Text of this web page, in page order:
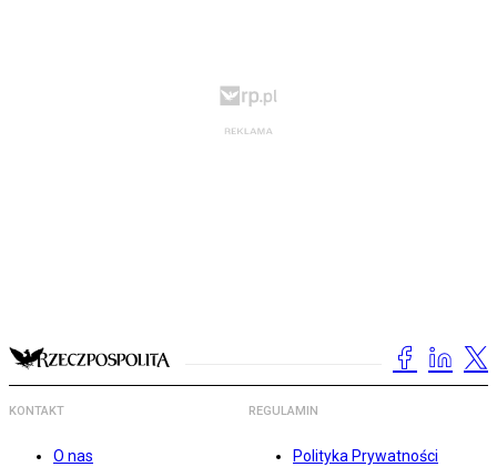
KONTAKT
O nas
REGULAMIN
Polityka Prywatności